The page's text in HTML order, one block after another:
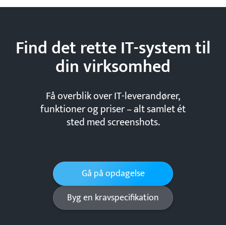
Find det rette IT-system til
dinvirksomhed
Få overblik over IT-leverandører,
funktioner og priser – alt samlet ét
sted med screenshots.
Gå på opdagelse
Byg en kravspecifikation